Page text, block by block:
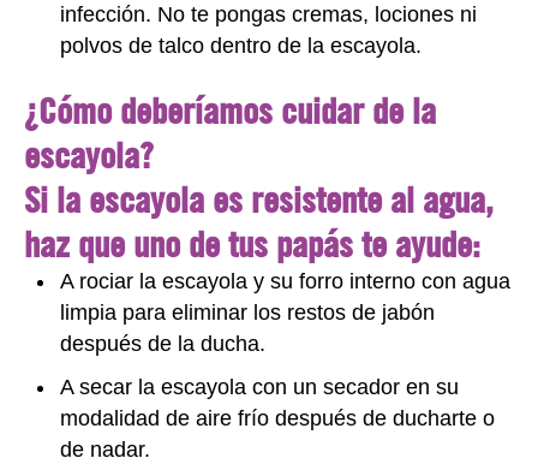
infección. No te pongas cremas, lociones ni
polvos de talco dentro de la escayola.
¿Cómo deberíamos cuidar de la
escayola?
Si la escayola es resistente al agua,
haz que uno de tus papás te ayude:
A rociar la escayola y su forro interno con agua
limpia para eliminar los restos de jabón
después de la ducha.
A secar la escayola con un secador en su
modalidad de aire frío después de ducharte o
de nadar.